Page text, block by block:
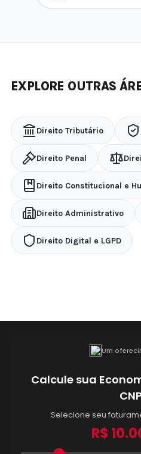
EXPLORE OUTRAS
Direito Tributário
Direito Penal
Direito Constitucional e
Direito Administrativo
Direito Digital e LGPD